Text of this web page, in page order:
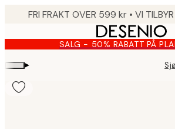
content.
SALG - 50% RABATT PÅ
▸